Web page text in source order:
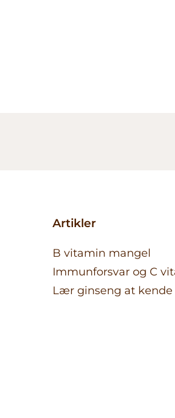
Artikler
B vitamin mangel
Immunforsvar og C
Lær ginseng at kende